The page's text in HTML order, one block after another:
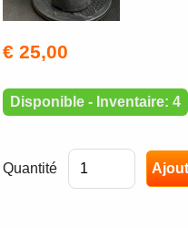
€ 25,00
Disponible - Inventaire: 4
Quantité